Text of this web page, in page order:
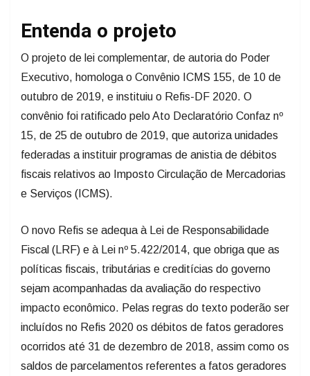
Entenda o projeto
O projeto de lei complementar, de autoria do Poder
Executivo, homologa o Convênio ICMS 155, de 10 de
outubro de 2019, e instituiu o Refis-DF 2020. O
convênio foi ratificado pelo Ato Declaratório Confaz nº
15, de 25 de outubro de 2019, que autoriza unidades
federadas a instituir programas de anistia de débitos
fiscais relativos ao Imposto Circulação de Mercadorias
e Serviços (ICMS).
O novo Refis se adequa à Lei de Responsabilidade
Fiscal (LRF) e à Lei nº 5.422/2014, que obriga que as
políticas fiscais, tributárias e creditícias do governo
sejam acompanhadas da avaliação do respectivo
impacto econômico. Pelas regras do texto poderão ser
incluídos no Refis 2020 os débitos de fatos geradores
ocorridos até 31 de dezembro de 2018, assim como os
saldos de parcelamentos referentes a fatos geradores